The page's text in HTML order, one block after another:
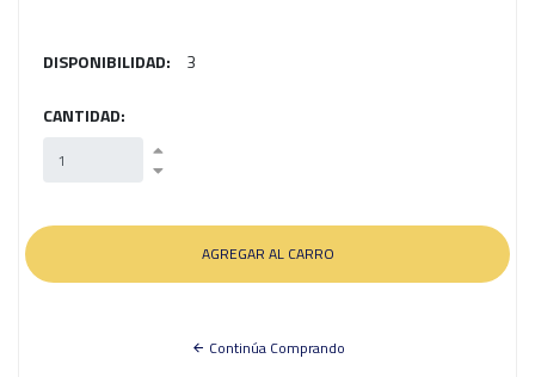
DISPONIBILIDAD: 3
CANTIDAD:
Continúa Comprando